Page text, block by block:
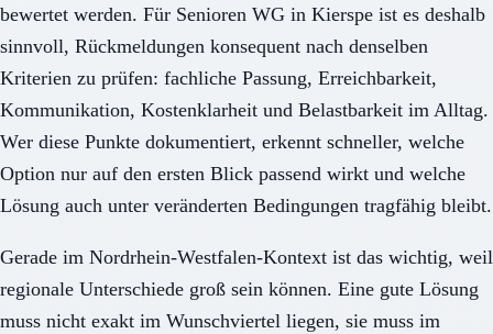
bewertet werden. Für Senioren WG in Kierspe ist es deshalb
sinnvoll, Rückmeldungen konsequent nach denselben
Kriterien zu prüfen: fachliche Passung, Erreichbarkeit,
Kommunikation, Kostenklarheit und Belastbarkeit im Alltag.
Wer diese Punkte dokumentiert, erkennt schneller, welche
Option nur auf den ersten Blick passend wirkt und welche
Lösung auch unter veränderten Bedingungen tragfähig bleibt.
Gerade im Nordrhein-Westfalen-Kontext ist das wichtig, weil
regionale Unterschiede groß sein können. Eine gute Lösung
muss nicht exakt im Wunschviertel liegen, sie muss im